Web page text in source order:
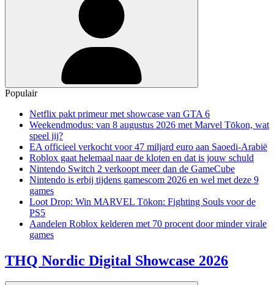
Populair
Netflix pakt primeur met showcase van GTA 6
Weekendmodus: van 8 augustus 2026 met Marvel Tōkon, wat
speel jij?
EA officieel verkocht voor 47 miljard euro aan Saoedi-Arabië
Roblox gaat helemaal naar de kloten en dat is jouw schuld
Nintendo Switch 2 verkoopt meer dan de GameCube
Nintendo is erbij tijdens gamescom 2026 en wel met deze 9
games
Loot Drop: Win MARVEL Tōkon: Fighting Souls voor de
PS5
Aandelen Roblox kelderen met 70 procent door minder virale
games
THQ Nordic Digital Showcase 2026